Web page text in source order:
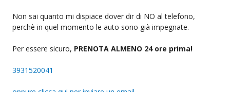
Non sai quanto mi dispiace dover dir di NO al telefono,
perchè in quel momento le auto sono già impegnate.
Per essere sicuro, PRENOTA ALMENO 24 ore prima!
3931520041